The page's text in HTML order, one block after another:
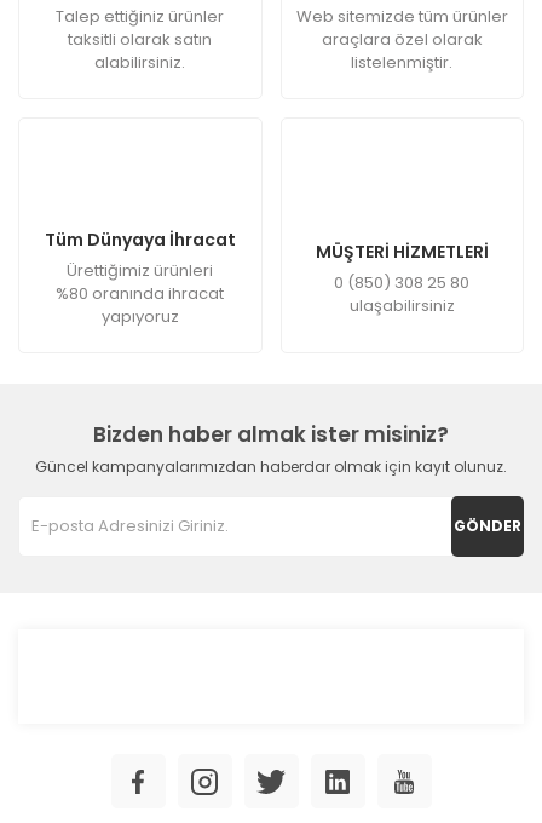
Talep ettiğiniz ürünler
taksitli olarak satın
alabilirsiniz.
Web sitemizde tüm ürünler
araçlara özel olarak
listelenmiştir.
Tüm Dünyaya İhracat
Ürettiğimiz ürünleri
%80 oranında ihracat
yapıyoruz
MÜŞTERİ HİZMETLERİ
0 (850) 308 25 80
ulaşabilirsiniz
Bizden haber almak ister misiniz?
Güncel kampanyalarımızdan haberdar olmak için kayıt olunuz.
GÖNDER